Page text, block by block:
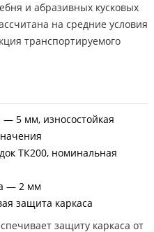
и абразивных кусковых
на средние условия
транспортируемого
— 5 мм, износостойкая
ТК200, номинальная
— 2 мм
защита каркаса
защиту каркаса от